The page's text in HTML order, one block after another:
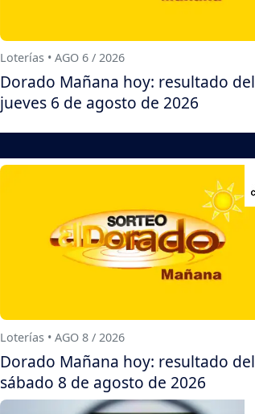
Loterías • AGO 6 / 2026
Dorado Mañana hoy: resultado del
jueves 6 de agosto de 2026
Loterías • AGO 8 / 2026
Dorado Mañana hoy: resultado del
sábado 8 de agosto de 2026